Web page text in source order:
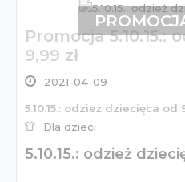
Promocja 5.10.15.:
9,99 zł
2021-04-09
5.10.15.: odzież dziecięca od
Dla dzieci
5.10.15.: odzież